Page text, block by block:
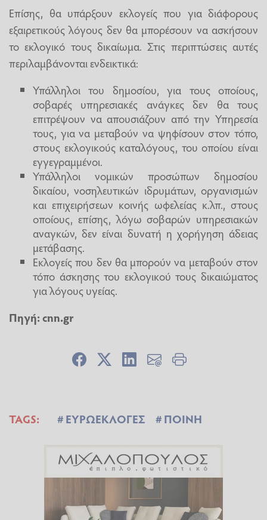
Επίσης, θα υπάρξουν εκλογείς που για διάφορους
εξαιρετικούς λόγους δεν θα μπορέσουν να ασκήσουν
το εκλογικό τους δικαίωμα. Στις περιπτώσεις αυτές
περιλαμβάνονται ενδεικτικά:
Υπάλληλοι του δημοσίου, για τους οποίους,
σοβαρές υπηρεσιακές ανάγκες δεν θα τους
επιτρέψουν να απουσιάζουν από την Υπηρεσία
τους, για να μεταβούν να ψηφίσουν στον τόπο,
στους εκλογικούς καταλόγους, του οποίου είναι
εγγεγραμμένοι.
Υπάλληλοι νομικών προσώπων δημοσίου
δικαίου, νοσηλευτικών ιδρυμάτων, οργανισμών
και επιχειρήσεων κοινής ωφελείας κ.λπ., στους
οποίους, επίσης, λόγω σοβαρών υπηρεσιακών
αναγκών, δεν είναι δυνατή η χορήγηση άδειας
μετάβασης.
Εκλογείς που δεν θα μπορούν να μεταβούν στον
τόπο άσκησης του εκλογικού τους δικαιώματος
για λόγους υγείας.
Πηγή: cnn.gr
TAGS: ΕΥΡΩΕΚΛΟΓΕΣ ΠΟΙΝΗ